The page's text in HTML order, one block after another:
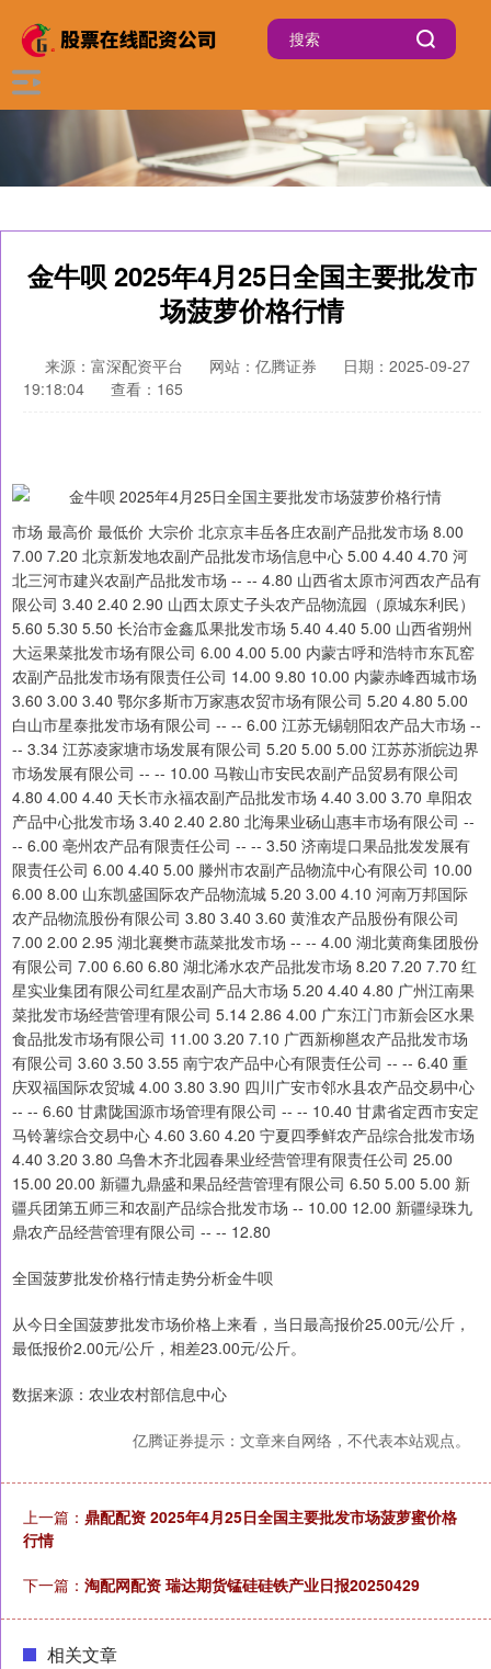
金牛呗 2025年4月25日全国主要批发市
场菠萝价格行情
来源：富深配资平台 网站：亿腾证券
日期：2025-09-27
19:18:04
查看：165
市场 最高价 最低价 大宗价 北京京丰岳各庄农副产品批发市场 8.00
7.00 7.20 北京新发地农副产品批发市场信息中心 5.00 4.40 4.70 河
北三河市建兴农副产品批发市场 -- -- 4.80 山西省太原市河西农产品有
限公司 3.40 2.40 2.90 山西太原丈子头农产品物流园（原城东利民）
5.60 5.30 5.50 长治市金鑫瓜果批发市场 5.40 4.40 5.00 山西省朔州
大运果菜批发市场有限公司 6.00 4.00 5.00 内蒙古呼和浩特市东瓦窑
农副产品批发市场有限责任公司 14.00 9.80 10.00 内蒙赤峰西城市场
3.60 3.00 3.40 鄂尔多斯市万家惠农贸市场有限公司 5.20 4.80 5.00
白山市星泰批发市场有限公司 -- -- 6.00 江苏无锡朝阳农产品大市场 --
-- 3.34 江苏凌家塘市场发展有限公司 5.20 5.00 5.00 江苏苏浙皖边界
市场发展有限公司 -- -- 10.00 马鞍山市安民农副产品贸易有限公司
4.80 4.00 4.40 天长市永福农副产品批发市场 4.40 3.00 3.70 阜阳农
产品中心批发市场 3.40 2.40 2.80 北海果业砀山惠丰市场有限公司 --
-- 6.00 亳州农产品有限责任公司 -- -- 3.50 济南堤口果品批发发展有
限责任公司 6.00 4.40 5.00 滕州市农副产品物流中心有限公司 10.00
6.00 8.00 山东凯盛国际农产品物流城 5.20 3.00 4.10 河南万邦国际
农产品物流股份有限公司 3.80 3.40 3.60 黄淮农产品股份有限公司
7.00 2.00 2.95 湖北襄樊市蔬菜批发市场 -- -- 4.00 湖北黄商集团股份
有限公司 7.00 6.60 6.80 湖北浠水农产品批发市场 8.20 7.20 7.70 红
星实业集团有限公司红星农副产品大市场 5.20 4.40 4.80 广州江南果
菜批发市场经营管理有限公司 5.14 2.86 4.00 广东江门市新会区水果
食品批发市场有限公司 11.00 3.20 7.10 广西新柳邕农产品批发市场
有限公司 3.60 3.50 3.55 南宁农产品中心有限责任公司 -- -- 6.40 重
庆双福国际农贸城 4.00 3.80 3.90 四川广安市邻水县农产品交易中心
-- -- 6.60 甘肃陇国源市场管理有限公司 -- -- 10.40 甘肃省定西市安定
马铃薯综合交易中心 4.60 3.60 4.20 宁夏四季鲜农产品综合批发市场
4.40 3.20 3.80 乌鲁木齐北园春果业经营管理有限责任公司 25.00
15.00 20.00 新疆九鼎盛和果品经营管理有限公司 6.50 5.00 5.00 新
疆兵团第五师三和农副产品综合批发市场 -- 10.00 12.00 新疆绿珠九
鼎农产品经营管理有限公司 -- -- 12.80
全国菠萝批发价格行情走势分析金牛呗
从今日全国菠萝批发市场价格上来看，当日最高报价25.00元/公斤，
最低报价2.00元/公斤，相差23.00元/公斤。
数据来源：农业农村部信息中心
亿腾证券提示：文章来自网络，不代表本站观点。
上一篇： 鼎配配资 2025年4月25日全国主要批发市场菠萝蜜价格
行情
下一篇： 淘配网配资 瑞达期货锰硅硅铁产业日报20250429
相关文章